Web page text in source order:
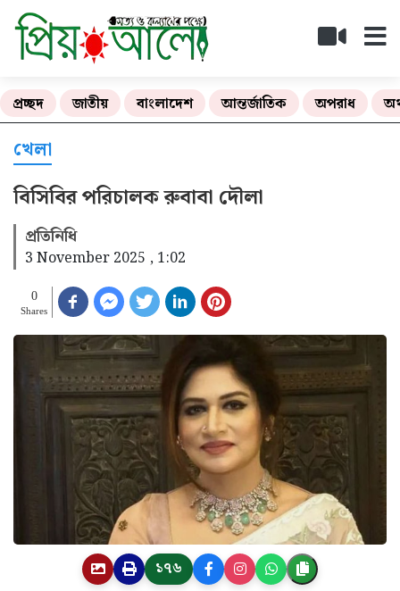
প্রচ্ছদ জাতীয় বাংলাদেশ আন্তর্জাতিক অপরাধ
খেলা
বিসিবির পরিচালক রুবাবা দৌলা
প্রতিনিধি
3 November 2025 , 1:02
0
Shares
১৭৬